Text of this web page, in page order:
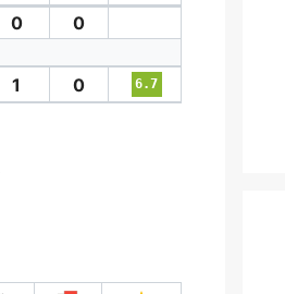
0 0
1 0 6.7